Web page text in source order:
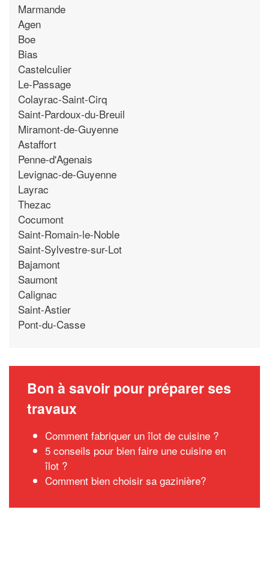
Marmande
Agen
Boe
Bias
Castelculier
Le-Passage
Colayrac-Saint-Cirq
Saint-Pardoux-du-Breuil
Miramont-de-Guyenne
Astaffort
Penne-d'Agenais
Levignac-de-Guyenne
Layrac
Thezac
Cocumont
Saint-Romain-le-Noble
Saint-Sylvestre-sur-Lot
Bajamont
Saumont
Calignac
Saint-Astier
Pont-du-Casse
Bon à savoir pour préparer ses
travaux
Comment fabriquer un îlot de cuisine ?
5 conseils pour bien faire une cuisine en
îlot ?
Comment bien choisir sa gazinière?